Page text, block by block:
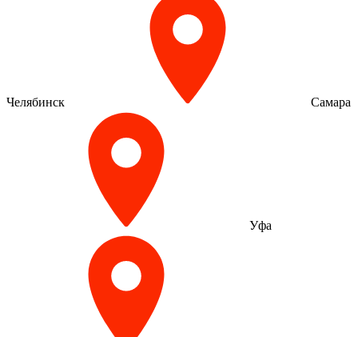
Челябинск Самара
Уфа